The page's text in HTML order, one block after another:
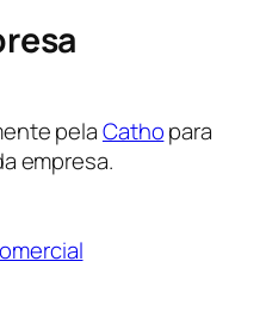
pelaCathopara
empresa.